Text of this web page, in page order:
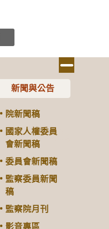
新聞與公告
院新聞稿
國家人權委員
會新聞稿
委員會新聞稿
監察委員新聞
稿
監察院月刊
影音專區